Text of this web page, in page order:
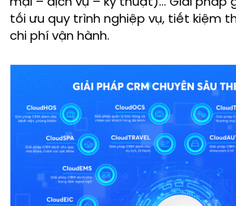
tối ưu quy trình nghiệp vụ, tiết kiệm
chi phí vận hành.